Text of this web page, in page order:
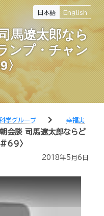
日本語 English
馬遼太郎なら
ンプ・チャン
〉
学グループ chevron_right
幸福実
会談 司馬遼太郎ならど
#69〉
2018年5月6日